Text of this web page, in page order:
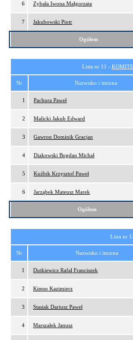
6 Zybała Iwona Małgorzata
7 Jakubowski Piotr
Ogółem
Lista nr 11 -
Nr Nazwisko i imiona
1 Pachura Paweł
2 Malicki Jakub Edward
3 Gawron Dominik Gracjan
4 Diakowski Bogdan Michał
5 Kuźbik Krzysztof Paweł
6 Jarząbek Mateusz Marek
Ogółem
Lista nr
Nr Nazwisko i imiona
1 Dutkiewicz Rafał Franciszek
2 Kimso Kazimierz
3 Stasiak Dariusz Paweł
4 Marszałek Janusz